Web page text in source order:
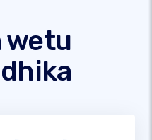
wetu